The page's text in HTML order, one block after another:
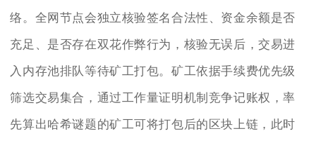
络。全网节点会独立核验签名合法性、资金余额是否
充足、是否存在双花作弊行为，核验无误后，交易进
入内存池排队等待矿工打包。矿工依据手续费优先级
筛选交易集合，通过工作量证明机制竞争记账权，率
先算出哈希谜题的矿工可将打包后的区块上链，此时